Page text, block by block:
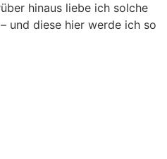
hinaus liebe ich solche
und diese hier werde ich so